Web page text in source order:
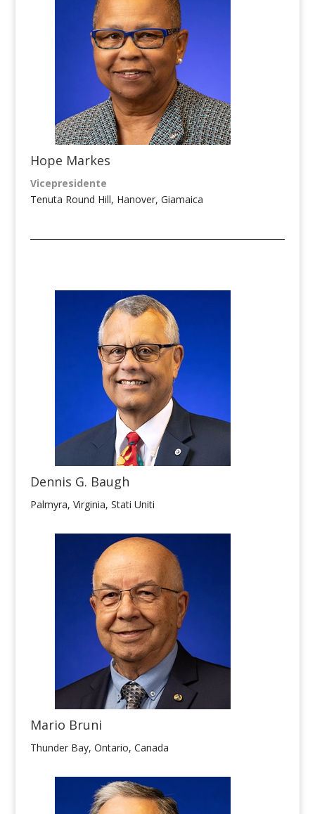
Hope Markes
Vicepresidente
Tenuta Round Hill, Hanover, Giamaica
Dennis G. Baugh
Palmyra, Virginia, Stati Uniti
Mario Bruni
Thunder Bay, Ontario, Canada